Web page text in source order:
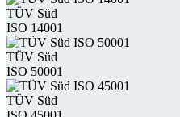
TÜV Süd
ISO 14001
TÜV Süd
ISO 50001
TÜV Süd